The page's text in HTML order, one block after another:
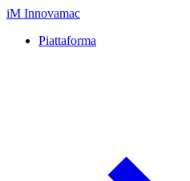
iM Innovamac
Piattaforma